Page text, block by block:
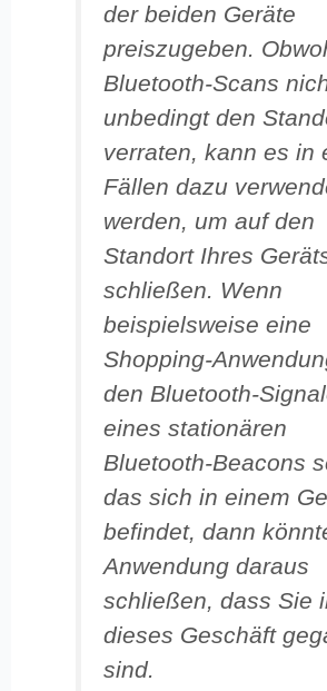
der beiden Geräte
preiszugeben.
Bluetooth-Scans
unbedingt den
verraten, kann es in
Fällen dazu
werden, um auf den
Standort Ihres
schließen. Wenn
beispielsweise eine
Shopping-
den Bluetooth-
eines stationären
Bluetooth-Beacons
das sich in einem
befindet, dann
Anwendung daraus
schließen, dass Sie
dieses Geschäft
sind.